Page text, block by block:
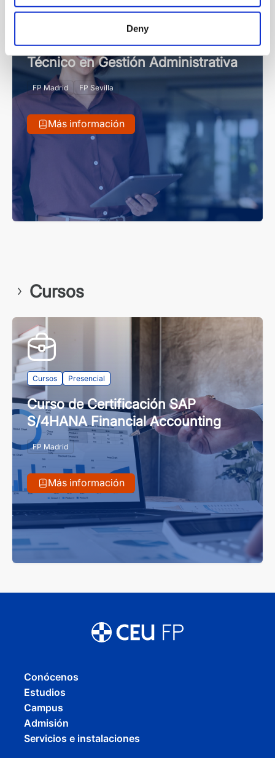
Deny
Presencial
Técnico en Gestión Administrativa
FP Madrid FP Sevilla
Más información
Cursos
Cursos Presencial
Curso de Certificación SAP
S/4HANA Financial Accounting
FP Madrid
Más información
Conócenos
Estudios
Campus
Admisión
Servicios e instalaciones